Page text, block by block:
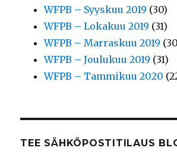
WFPB – Syyskuu 2019 (30)
WFPB – Lokakuu 2019 (31)
WFPB – Marraskuu 2019
WFPB – Joulukuu 2019 (31)
WFPB – Tammikuu 2020
TEE SÄHKÖPOSTITILAUS